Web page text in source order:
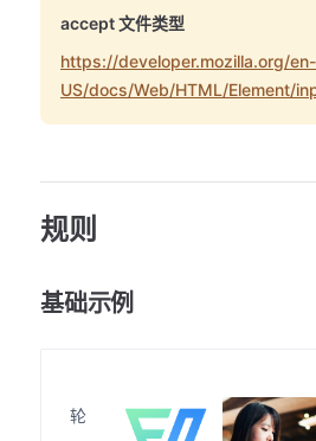
accept 文件类型
https://developer.mozilla.org/en-
US/docs/Web/HTML/Element/
规则
基础示例
轮